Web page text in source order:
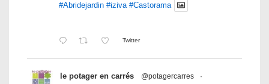
#Abridejardin #iziva #Castorama
Twitter
le potager en carrés @potagercarres
·